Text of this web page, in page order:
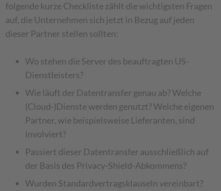
folgende kurze Checkliste zählt die wichtigsten Fragen
auf, die Unternehmen sich jetzt in Bezug auf jeden
dieser Partner stellen sollten:
Wo stehen die Server des beauftragten US-
Dienstleisters?
Wie läuft der Datentransfer genau ab? Welche
(Cloud-)Dienste werden genutzt? Welche eigenen
Partner, wie beispielsweise Lieferanten, sind
involviert?
Passiert dieser Datentransfer ausschließlich auf
der Basis des Privacy-Shield-Abkommens?
Wurden Standardvertragsklauseln vereinbart?